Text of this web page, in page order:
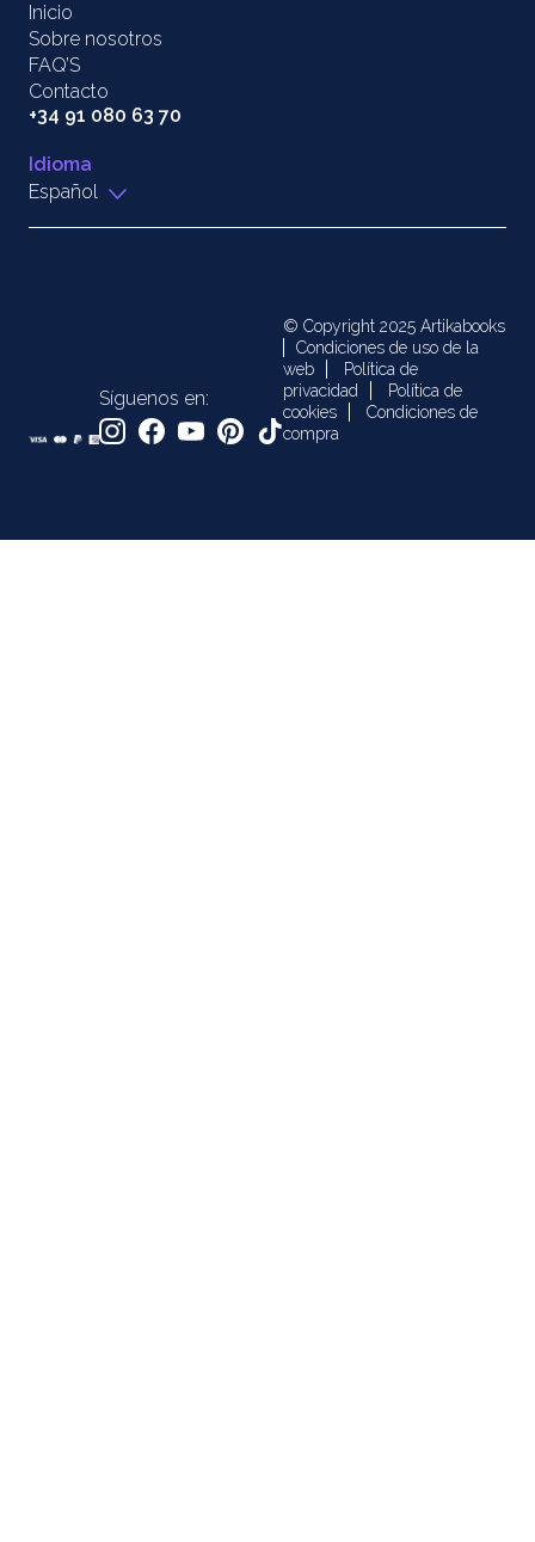
Inicio
Sobre nosotros
FAQ’S
Contacto
+34 91 080 63 70
Idioma
Español
Síguenos en:
© Copyright 2025 Artikabooks
Condiciones de uso de la
web
Política de
privacidad
Política de
cookies
Condiciones de
compra